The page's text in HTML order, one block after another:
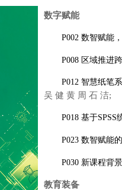
数字赋能
P002 数智赋能
P008 区域推进
P012 智慧纸笔
吴 健 黄 周 石 洁;
P018 基于
P023 数智赋能
P030 新课程背
教育装备